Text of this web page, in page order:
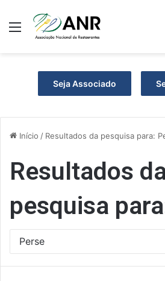
Menu
Seja Associado
Início / Resultados da pesquisa para:
Resultados
pesquisa